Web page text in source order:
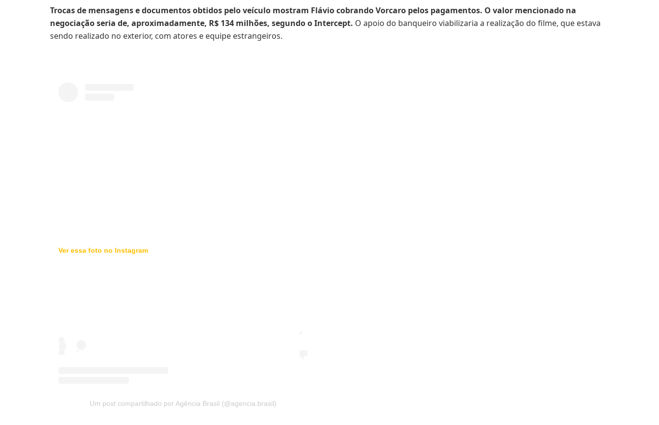
Trocas de mensagens e documentos obtidos pelo veículo mostram Flávio cobrando Vorcaro pelos pagamentos. O valor mencionado na
negociação seria de, aproximadamente, R$ 134 milhões, segundo o Intercept. O apoio do banqueiro viabilizaria a realização do filme, que estava
sendo realizado no exterior, com atores e equipe estrangeiros.
Ver essa foto no Instagram
Um post compartilhado por Agência Brasil (@agencia.brasil)